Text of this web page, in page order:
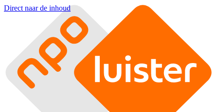
Direct naar de inhoud